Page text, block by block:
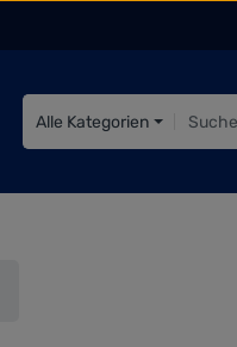
Alle Kategorien